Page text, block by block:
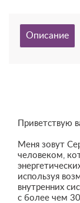
Описание
Приветствую
Меня зовут
человеком,
используя
внутренних
с более чем